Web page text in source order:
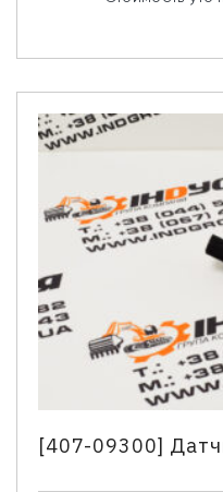
[407-09300]
Имя*
Телефон*
Email
Ваш вопрос
Нажимая кнопку